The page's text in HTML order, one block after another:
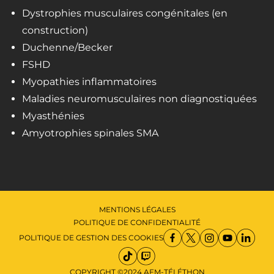
Dystrophies musculaires congénitales (en
construction)
Duchenne/Becker
FSHD
Myopathies inflammatoires
Maladies neuromusculaires non diagnostiquées
Myasthénies
Amyotrophies spinales SMA
COPYRIGHT ©2024 AFM-TÉLÉTHON
MENTIONS LÉGALES
POLITIQUE DE CONFIDENTIALITÉ
POLITIQUE DE GESTION DES COOKIES